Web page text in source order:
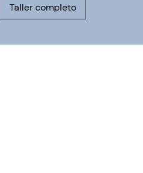
Taller completo